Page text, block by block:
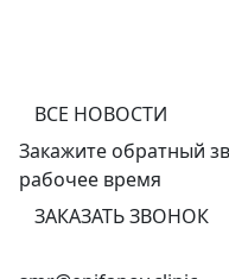
ВСЕ НОВОСТИ
Закажите обратный
рабочее время
ЗАКАЗАТЬ ЗВОНОК